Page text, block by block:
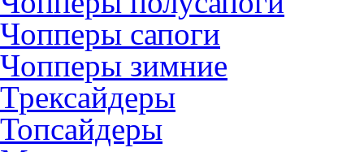
Чопперы сапоги
Чопперы зимние
Трексайдеры
Топсайдеры